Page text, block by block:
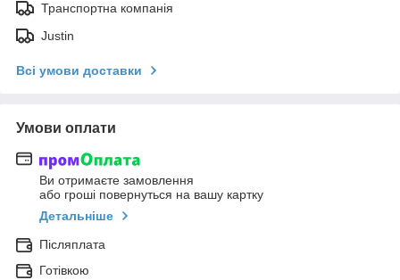
Транспортна компанія
Justin
Всі умови доставки
Умови оплати
Ви отримаєте замовлення
або гроші повернуться на вашу картку
Детальніше
Післяплата
Готівкою